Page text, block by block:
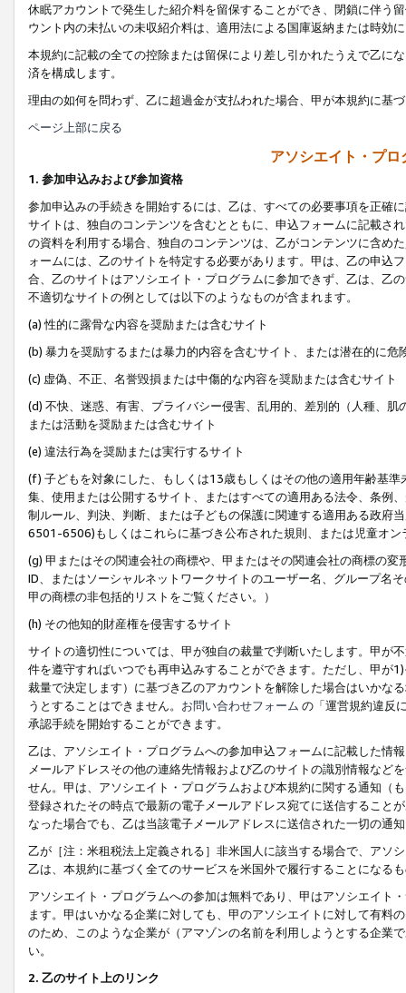
休眠アカウントで発生した紹介料を留保することができ、閉鎖に伴う
ウント内の未払いの未収紹介料は、適用法による国庫返納または時効
本規約に記載の全ての控除または留保により差し引かれたうえで乙に
済を構成します。
理由の如何を問わず、乙に超過金が支払われた場合、甲が本規約に基
ページ上部に戻る
アソシエイト・プ
1. 参加申込みおよび参加資格
参加申込みの手続きを開始するには、乙は、すべての必要事項を正確
サイトは、独自のコンテンツを含むとともに、申込フォームに記載さ
の資料を利用する場合、独自のコンテンツは、乙がコンテンツに含め
ォームには、乙のサイトを特定する必要があります。甲は、乙の申込
合、乙のサイトはアソシエイト・プログラムに参加できず、乙は、乙
不適切なサイトの例としては以下のようなものが含まれます。
(a) 性的に露骨な内容を奨励または含むサイト
(b) 暴力を奨励するまたは暴力的内容を含むサイト、または潜在的に
(c) 虚偽、不正、名誉毀損または中傷的な内容を奨励または含むサイト
(d) 不快、迷惑、有害、プライバシー侵害、乱用的、差別的（人種、
または活動を奨励または含むサイト
(e) 違法行為を奨励または実行するサイト
(f) 子どもを対象にした、もしくは13歳もしくはその他の適用年齢基
集、使用または公開するサイト、またはすべての適用ある法令、条例
制ルール、判決、判断、または子どもの保護に関連する適用ある政府
6501-6506)もしくはこれらに基づき公布された規則、または児童オン
(g) 甲またはその関連会社の商標や、甲またはその関連会社の商標の
ID、またはソーシャルネットワークサイトのユーザー名、グループ名
甲の商標の非包括的リストをご覧ください。）
(h) その他知的財産権を侵害するサイト
サイトの適切性については、甲が独自の裁量で判断いたします。甲が
件を遵守すればいつでも再申込みすることができます。ただし、甲が
裁量で決定します）に基づき乙のアカウントを解除した場合はいかな
うとすることはできません。 お問い合わせフォーム の「運営規約違反
承認手続を開始することができます。
乙は、アソシエイト・プログラムへの参加申込フォームに記載した情
メールアドレスその他の連絡先情報および乙のサイトの識別情報など
せん。甲は、アソシエイト・プログラムおよび本規約に関する通知（
登録されたその時点で最新の電子メールアドレス宛てに送信すること
なった場合でも、乙は当該電子メールアドレスに送信された一切の通
乙が［注：米租税法上定義される］非米国人に該当する場合で、アソ
乙は、本規約に基づく全てのサービスを米国外で履行することになる
アソシエイト・プログラムへの参加は無料であり、甲はアソシエイト
ます。甲はいかなる企業に対しても、甲のアソシエイトに対して有料
のため、このような企業が（アマゾンの名前を利用しようとする企業
い。
2. 乙のサイト上のリンク